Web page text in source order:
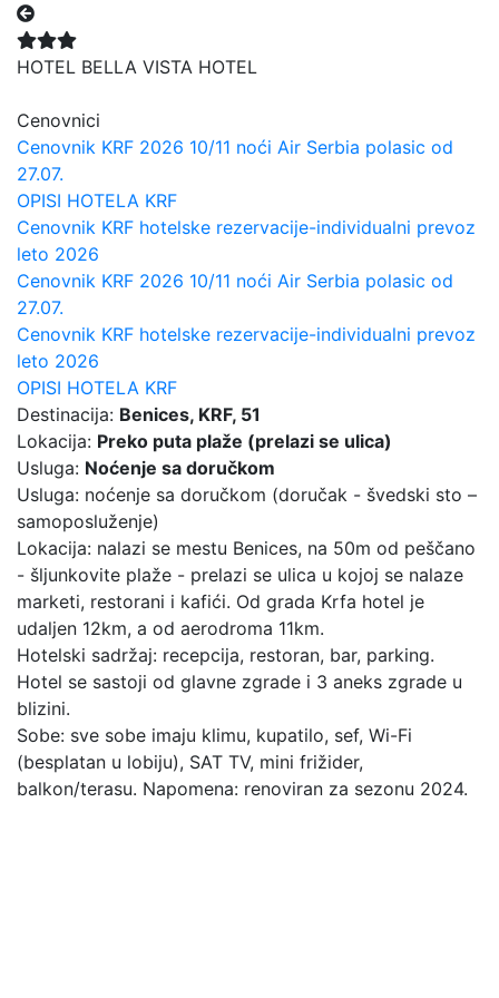
HOTEL BELLA VISTA HOTEL
Cenovnici
Cenovnik KRF 2026 10/11 noći Air Serbia polasic od
27.07.
OPISI HOTELA KRF
Cenovnik KRF hotelske rezervacije-individualni prevoz
leto 2026
Cenovnik KRF 2026 10/11 noći Air Serbia polasic od
27.07.
Cenovnik KRF hotelske rezervacije-individualni prevoz
leto 2026
OPISI HOTELA KRF
Destinacija: Benices, KRF, 51
Lokacija: Preko puta plaže (prelazi se ulica)
Usluga: Noćenje sa doručkom
Usluga: noćenje sa doručkom (doručak - švedski sto –
samoposluženje)
Lokacija: nalazi se mestu Benices, na 50m od peščano
- šljunkovite plaže - prelazi se ulica u kojoj se nalaze
marketi, restorani i kafići. Od grada Krfa hotel je
udaljen 12km, a od aerodroma 11km.
Hotelski sadržaj: recepcija, restoran, bar, parking.
Hotel se sastoji od glavne zgrade i 3 aneks zgrade u
blizini.
Sobe: sve sobe imaju klimu, kupatilo, sef, Wi-Fi
(besplatan u lobiju), SAT TV, mini frižider,
balkon/terasu. Napomena: renoviran za sezonu 2024.